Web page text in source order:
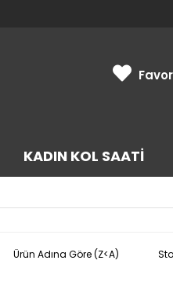
KADIN KOL SAATI
Ürün Adına Göre (Z<A)